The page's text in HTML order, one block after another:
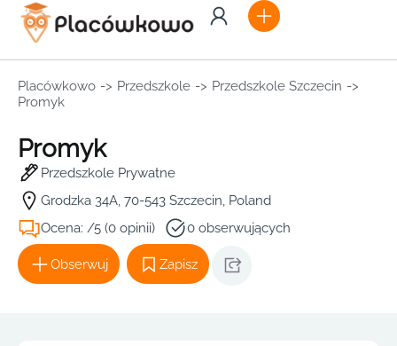
Placówkowo -> Przedszkole -> Przedszkole Szczecin ->
Promyk
Promyk
Przedszkole Prywatne
Grodzka 34A, 70-543 Szczecin, Poland
Ocena: /5 (0 opinii)
0 obserwujących
Obserwuj Zapisz